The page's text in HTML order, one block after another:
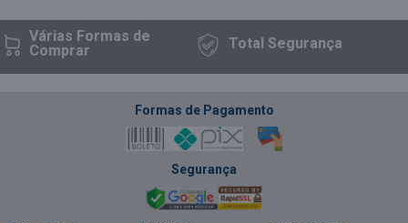
Várias Formasde
Comprar
TotalSegurança
Formas de Pagamento
Segurança